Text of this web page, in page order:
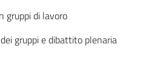
gruppi di lavoro
gruppi e dibattito plenaria